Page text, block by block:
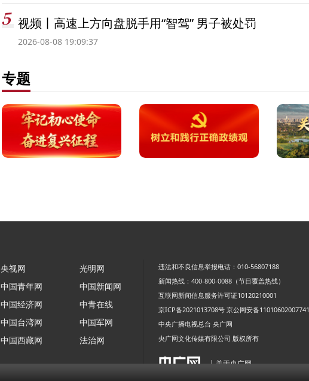
视频丨高速上方向盘脱手用“智驾” 男子被处罚
2026-08-08 19:09:37
专题
央视网
中国青年网
中国经济网
中国台湾网
中国西藏网
光明网
中国新闻网
中青在线
中国军网
法治网
违法和不良信息举报电话：010-56807188
新闻热线：400-800-0088（节目覆盖热线）
互联网新闻信息服务许可证10120210001
京ICP备2021013708号 京公网安备11010602007741
中央广播电视总台 央广网
央广网文化传媒有限公司 版权所有
| 关于央广网